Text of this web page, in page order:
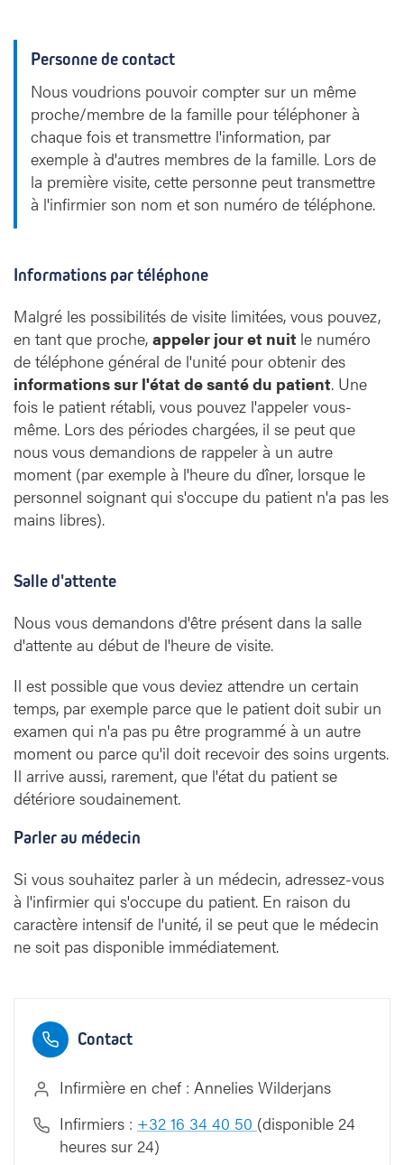
Personne de contact
Nous voudrions pouvoir compter sur un même
proche/membre de la famille pour téléphoner à
chaque fois et transmettre l'information, par
exemple à d'autres membres de la famille. Lors de
la première visite, cette personne peut transmettre
à l'infirmier son nom et son numéro de téléphone.
Informations par téléphone
Malgré les possibilités de visite limitées, vous pouvez,
en tant que proche, appeler jour et nuit le numéro
de téléphone général de l'unité pour obtenir des
informations sur l'état de santé du patient. Une
fois le patient rétabli, vous pouvez l'appeler vous-
même. Lors des périodes chargées, il se peut que
nous vous demandions de rappeler à un autre
moment (par exemple à l'heure du dîner, lorsque le
personnel soignant qui s'occupe du patient n'a pas les
mains libres).
Salle d'attente
Nous vous demandons d'être présent dans la salle
d'attente au début de l'heure de visite.
Il est possible que vous deviez attendre un certain
temps, par exemple parce que le patient doit subir un
examen qui n'a pas pu être programmé à un autre
moment ou parce qu'il doit recevoir des soins urgents.
Il arrive aussi, rarement, que l'état du patient se
détériore soudainement.
Parler au médecin
Si vous souhaitez parler à un médecin, adressez-vous
à l'infirmier qui s'occupe du patient. En raison du
caractère intensif de l'unité, il se peut que le médecin
ne soit pas disponible immédiatement.
Contact
Infirmière en chef : Annelies Wilderjans
Infirmiers : +32 16 34 40 50 (disponible 24
heures sur 24)